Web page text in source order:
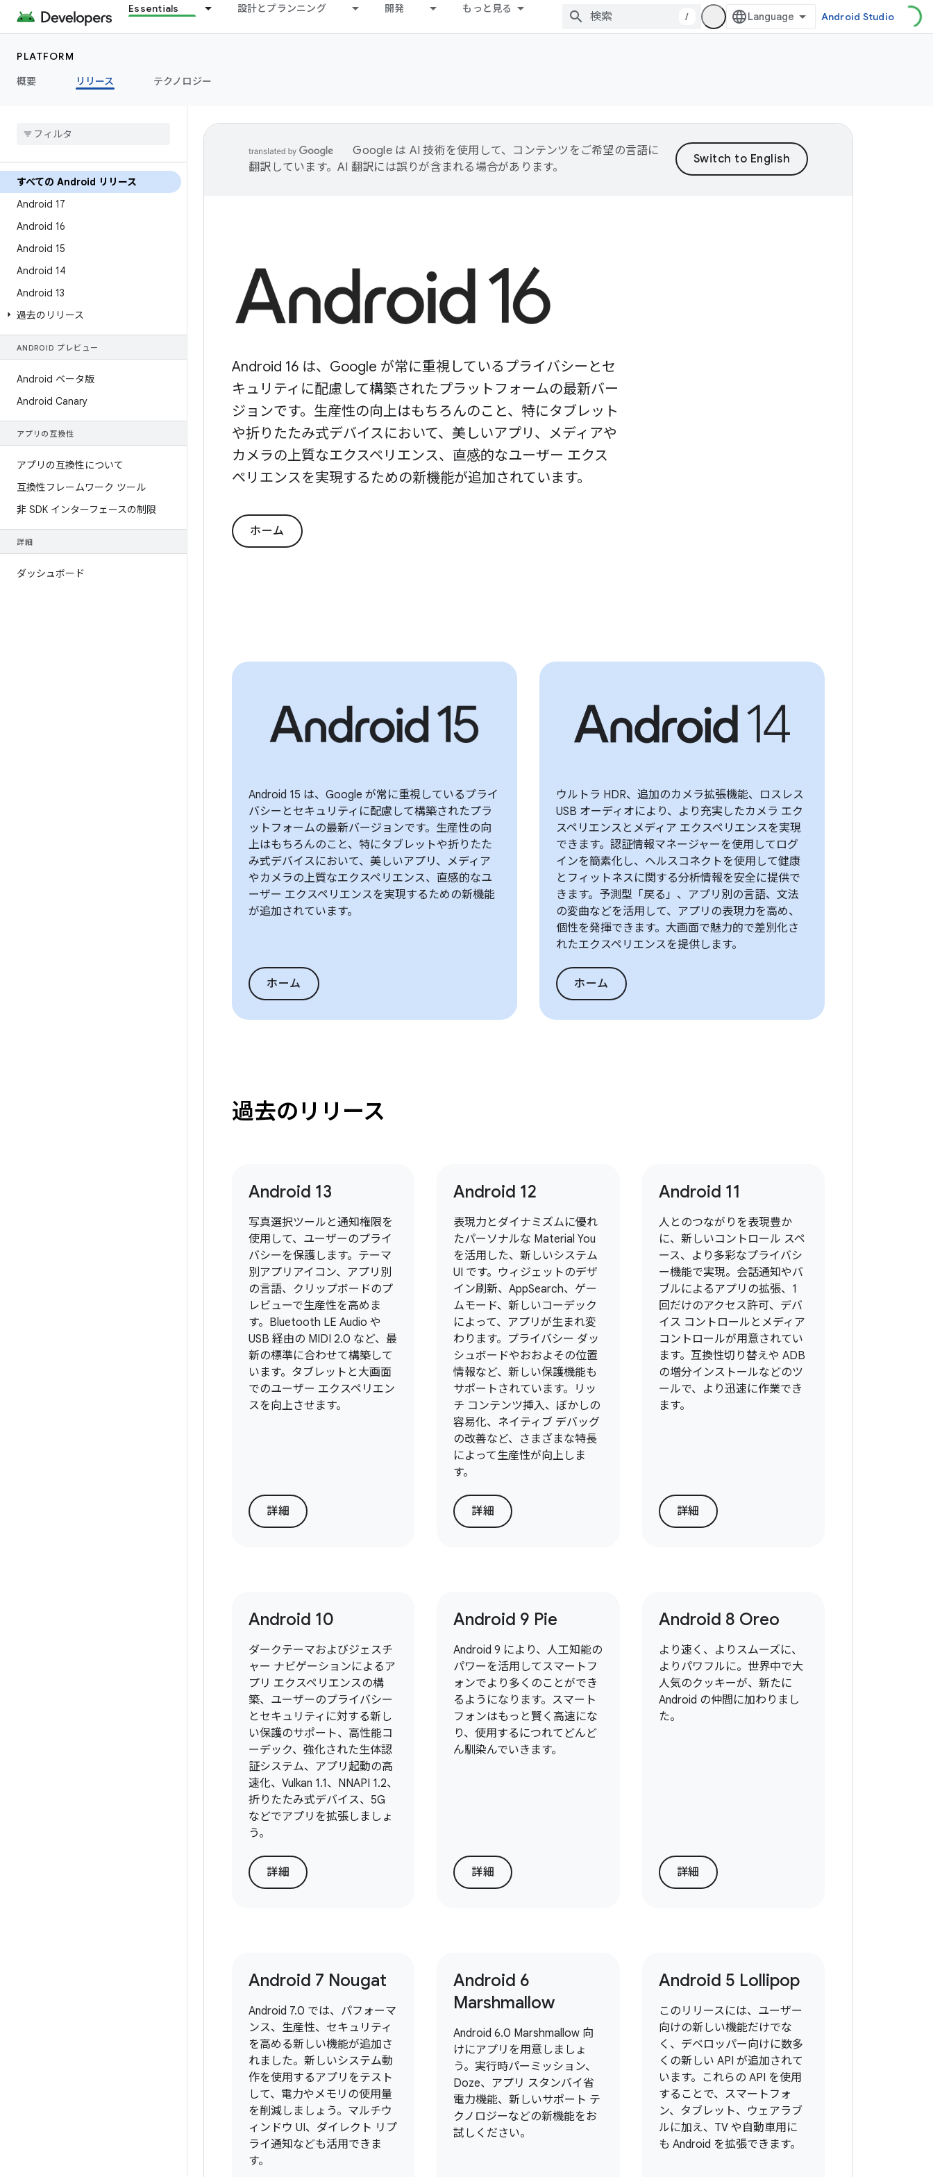
Essentials 設計とプランニング 開発 もっと見る
/ Android Studio
PLATFORM
概要
リリース テクノロジー
すべての Android リリース
Android 17
Android 16
Android 15
Android 14
Android 13
過去のリリース
ANDROID プレビュー
Android ベータ版
Android Canary
アプリの互換性
アプリの互換性について
互換性フレームワーク ツール
非 SDK インターフェースの制限
詳細
ダッシュボード
Google は AI 技術を使用して、コンテンツをご希望の言語に
翻訳しています。AI 翻訳には誤りが含まれる場合があります。
Android 16 は、Google が常に重視しているプライバシーとセ
キュリティに配慮して構築されたプラットフォームの最新バー
ジョンです。生産性の向上はもちろんのこと、特にタブレット
や折りたたみ式デバイスにおいて、美しいアプリ、メディアや
カメラの上質なエクスペリエンス、直感的なユーザー エクス
ペリエンスを実現するための新機能が追加されています。
ホーム
Android 15 は、Google が常に重視しているプライ
バシーとセキュリティに配慮して構築されたプラ
ットフォームの最新バージョンです。生産性の向
上はもちろんのこと、特にタブレットや折りたた
み式デバイスにおいて、美しいアプリ、メディア
やカメラの上質なエクスペリエンス、直感的なユ
ーザー エクスペリエンスを実現するための新機能
が追加されています。
ホーム
ウルトラ HDR、追加のカメラ拡張機能、ロスレス
USB オーディオにより、より充実したカメラ エク
スペリエンスとメディア エクスペリエンスを実現
できます。認証情報マネージャーを使用してログ
インを簡素化し、ヘルスコネクトを使用して健康
とフィットネスに関する分析情報を安全に提供で
きます。予測型「戻る」、アプリ別の言語、文法
の変曲などを活用して、アプリの表現力を高め、
個性を発揮できます。大画面で魅力的で差別化さ
れたエクスペリエンスを提供します。
ホーム
過去のリリース
Android 13
写真選択ツールと通知権限を
使用して、ユーザーのプライ
バシーを保護します。テーマ
別アプリアイコン、アプリ別
の言語、クリップボードのプ
レビューで生産性を高めま
す。Bluetooth LE Audio や
USB 経由の MIDI 2.0 など、最
新の標準に合わせて構築して
います。タブレットと大画面
でのユーザー エクスペリエン
スを向上させます。
詳細
Android 12
表現力とダイナミズムに優れ
たパーソナルな Material You
を活用した、新しいシステム
UI です。ウィジェットのデザ
イン刷新、AppSearch、ゲー
ムモード、新しいコーデック
によって、アプリが生まれ変
わります。プライバシー ダッ
シュボードやおおよその位置
情報など、新しい保護機能も
サポートされています。リッ
チ コンテンツ挿入、ぼかしの
容易化、ネイティブ デバッグ
の改善など、さまざまな特長
によって生産性が向上しま
す。
詳細
Android 11
人とのつながりを表現豊か
に、新しいコントロール スペ
ース、より多彩なプライバシ
ー機能で実現。会話通知やバ
ブルによるアプリの拡張、1
回だけのアクセス許可、デバ
イス コントロールとメディア
コントロールが用意されてい
ます。互換性切り替えや ADB
の増分インストールなどのツ
ールで、より迅速に作業でき
ます。
詳細
Android 10
ダークテーマおよびジェスチ
ャー ナビゲーションによるア
プリ エクスペリエンスの構
築、ユーザーのプライバシー
とセキュリティに対する新し
い保護のサポート、高性能コ
ーデック、強化された生体認
証システム、アプリ起動の高
速化、Vulkan 1.1、NNAPI 1.2、
折りたたみ式デバイス、5G
などでアプリを拡張しましょ
う。
詳細
Android 9 Pie
Android 9 により、人工知能の
パワーを活用してスマートフ
ォンでより多くのことができ
るようになります。スマート
フォンはもっと賢く高速にな
り、使用するにつれてどんど
ん馴染んでいきます。
詳細
Android 8 Oreo
より速く、よりスムーズに、
よりパワフルに。世界中で大
人気のクッキーが、新たに
Android の仲間に加わりまし
た。
詳細
Android 7 Nougat
Android 7.0 では、パフォーマ
ンス、生産性、セキュリティ
を高める新しい機能が追加さ
れました。新しいシステム動
作を使用するアプリをテスト
して、電力やメモリの使用量
を削減しましょう。マルチウ
ィンドウ UI、ダイレクト リプ
ライ通知なども活用できま
す。
Android 6
Marshmallow
Android 6.0 Marshmallow 向
けにアプリを用意しましょ
う。実行時パーミッション、
Doze、アプリ スタンバイ省
電力機能、新しいサポート テ
クノロジーなどの新機能をお
試しください。
Android 5 Lollipop
このリリースには、ユーザー
向けの新しい機能だけでな
く、デベロッパー向けに数多
くの新しい API が追加されて
います。これらの API を使用
することで、スマートフォ
ン、タブレット、ウェアラブ
ルに加え、TV や自動車用に
も Android を拡張できます。